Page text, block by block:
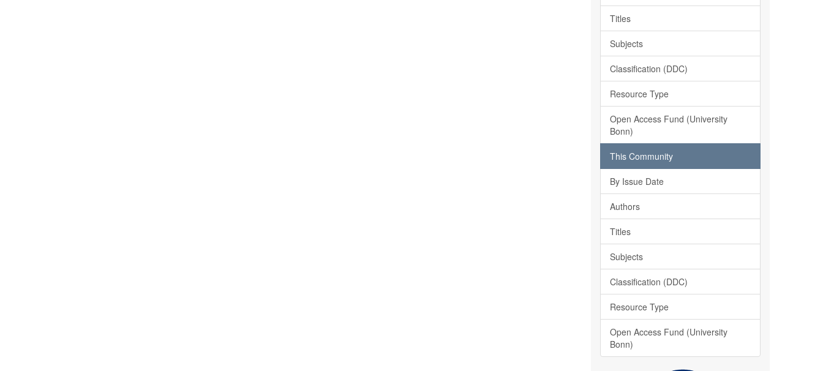
Titles
Subjects
Classification (DDC)
Resource Type
Open Access Fund (University
Bonn)
This Community
By Issue Date
Authors
Titles
Subjects
Classification (DDC)
Resource Type
Open Access Fund (University
Bonn)